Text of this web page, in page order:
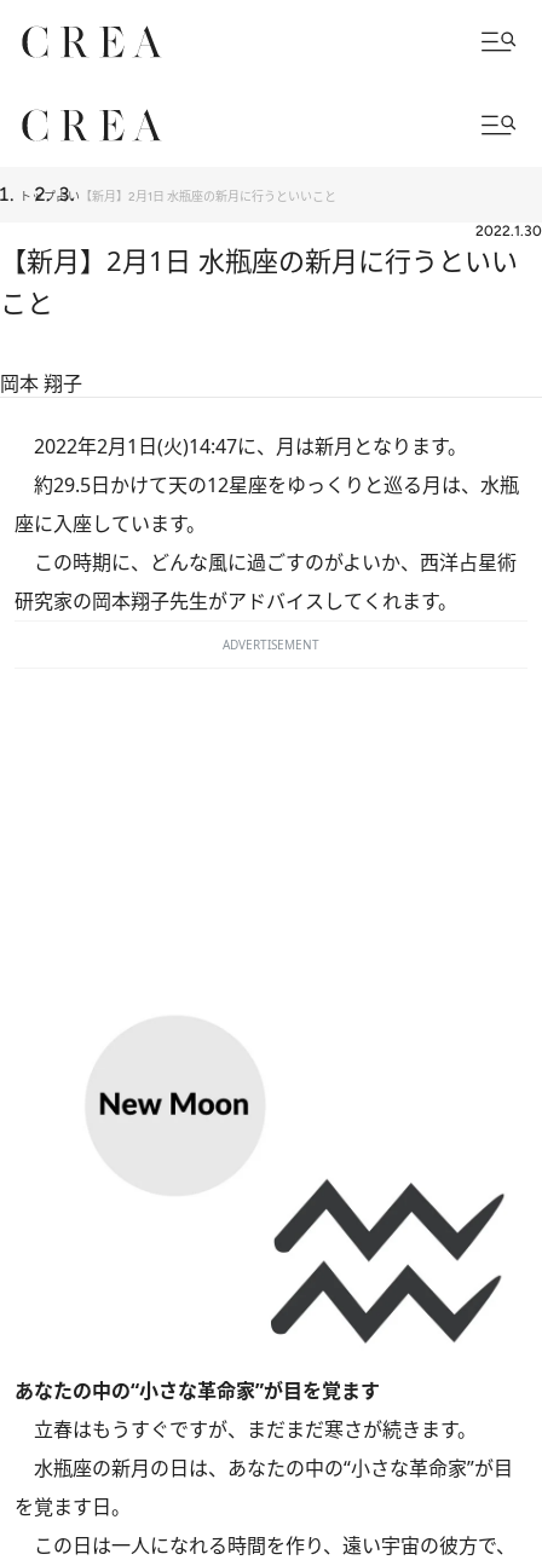
トップ占い 【新月】2月1日 水瓶座の新月に行うといいこと
2022.1.30
【新月】2月1日 水瓶座の新月に行うといい
こと
岡本 翔子
2022年2月1日(火)14:47に、月は新月となります。
約29.5日かけて天の12星座をゆっくりと巡る月は、水瓶
座に入座しています。
この時期に、どんな風に過ごすのがよいか、西洋占星術
研究家の岡本翔子先生がアドバイスしてくれます。
ADVERTISEMENT
あなたの中の“小さな革命家”が目を覚ます
立春はもうすぐですが、まだまだ寒さが続きます。
水瓶座の新月の日は、あなたの中の“小さな革命家”が目
を覚ます日。
この日は一人になれる時間を作り、遠い宇宙の彼方で、